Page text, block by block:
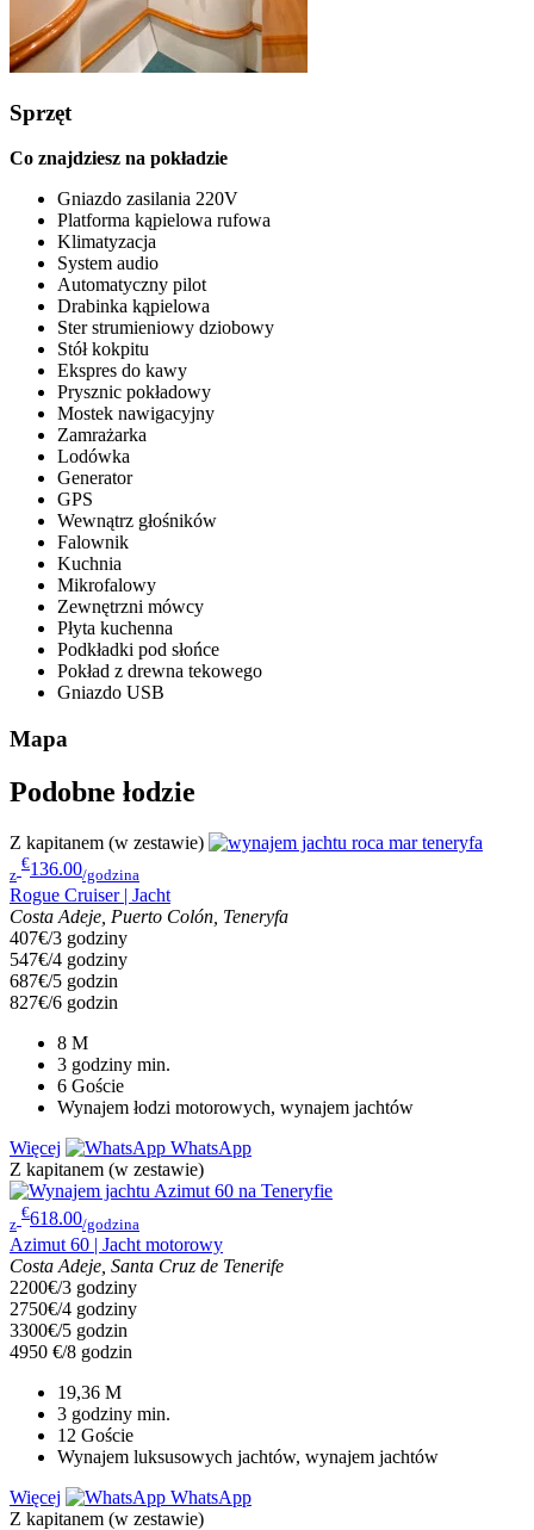
Sprzęt
Co znajdziesz na pokładzie
Gniazdo zasilania 220V
Platforma kąpielowa rufowa
Klimatyzacja
System audio
Automatyczny pilot
Drabinka kąpielowa
Ster strumieniowy dziobowy
Stół kokpitu
Ekspres do kawy
Prysznic pokładowy
Mostek nawigacyjny
Zamrażarka
Lodówka
Generator
GPS
Wewnątrz głośników
Falownik
Kuchnia
Mikrofalowy
Zewnętrzni mówcy
Płyta kuchenna
Podkładki pod słońce
Pokład z drewna tekowego
Gniazdo USB
Mapa
Podobne łodzie
Z kapitanem (w zestawie)
z
€136.00/godzina
Rogue Cruiser | Jacht
Costa Adeje, Puerto Colón, Teneryfa
407€/3 godziny
547€/4 godziny
687€/5 godzin
827€/6 godzin
8 M
3 godziny min.
6 Goście
Wynajem łodzi motorowych, wynajem jachtów
Więcej
WhatsApp
Z kapitanem (w zestawie)
z
€618.00/godzina
Azimut 60 | Jacht motorowy
Costa Adeje, Santa Cruz de Tenerife
2200€/3 godziny
2750€/4 godziny
3300€/5 godzin
4950 €/8 godzin
19,36 M
3 godziny min.
12 Goście
Wynajem luksusowych jachtów, wynajem jachtów
Więcej
WhatsApp
Z kapitanem (w zestawie)